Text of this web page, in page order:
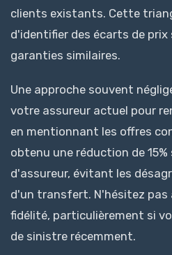
clients existants. Cette
d'identifier des écarts de
garanties similaires.
Une approche souvent
votre assureur actuel pour
en mentionnant les offres
obtenu une réduction de
d'assureur, évitant les
d'un transfert. N'hésitez pas
fidélité, particulièrement si
de sinistre récemment.